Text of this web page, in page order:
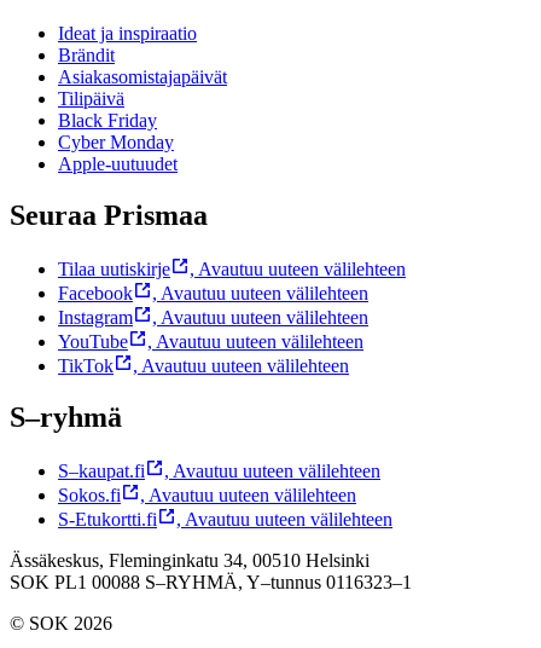
Ideat ja inspiraatio
Brändit
Asiakasomistajapäivät
Tilipäivä
Black Friday
Cyber Monday
Apple-uutuudet
Seuraa Prismaa
Tilaa uutiskirje , Avautuu uuteen välilehteen
Facebook
, Avautuu uuteen välilehteen
Instagram
, Avautuu uuteen välilehteen
YouTube
, Avautuu uuteen välilehteen
TikTok
, Avautuu uuteen välilehteen
S–ryhmä
S–kaupat.fi , Avautuu uuteen välilehteen
Sokos.fi
, Avautuu uuteen välilehteen
S-Etukortti.fi
, Avautuu uuteen välilehteen
Ässäkeskus, Fleminginkatu 34, 00510 Helsinki
SOK PL1 00088 S–RYHMÄ, Y–tunnus 0116323–1
© SOK 2026